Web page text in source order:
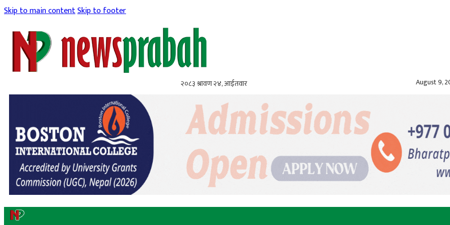
Skip to main contentSkip to footer
२०८३ श्रावण २४, आईतवार August 9,